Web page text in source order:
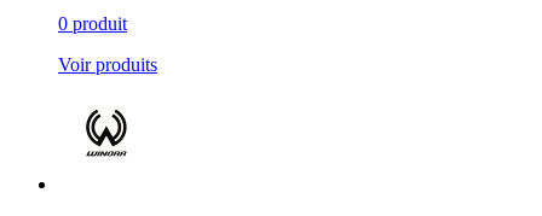
0 produit
Voir produits